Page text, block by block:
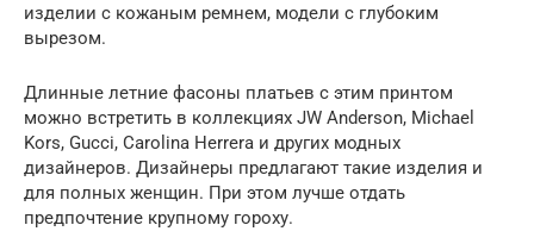
изделии с кожаным ремнем, модели с глубоким
вырезом.
Длинные летние фасоны платьев с этим принтом
можно встретить в коллекциях JW Anderson, Michael
Kors, Gucci, Carolina Herrera и других модных
дизайнеров. Дизайнеры предлагают такие изделия и
для полных женщин. При этом лучше отдать
предпочтение крупному гороху.